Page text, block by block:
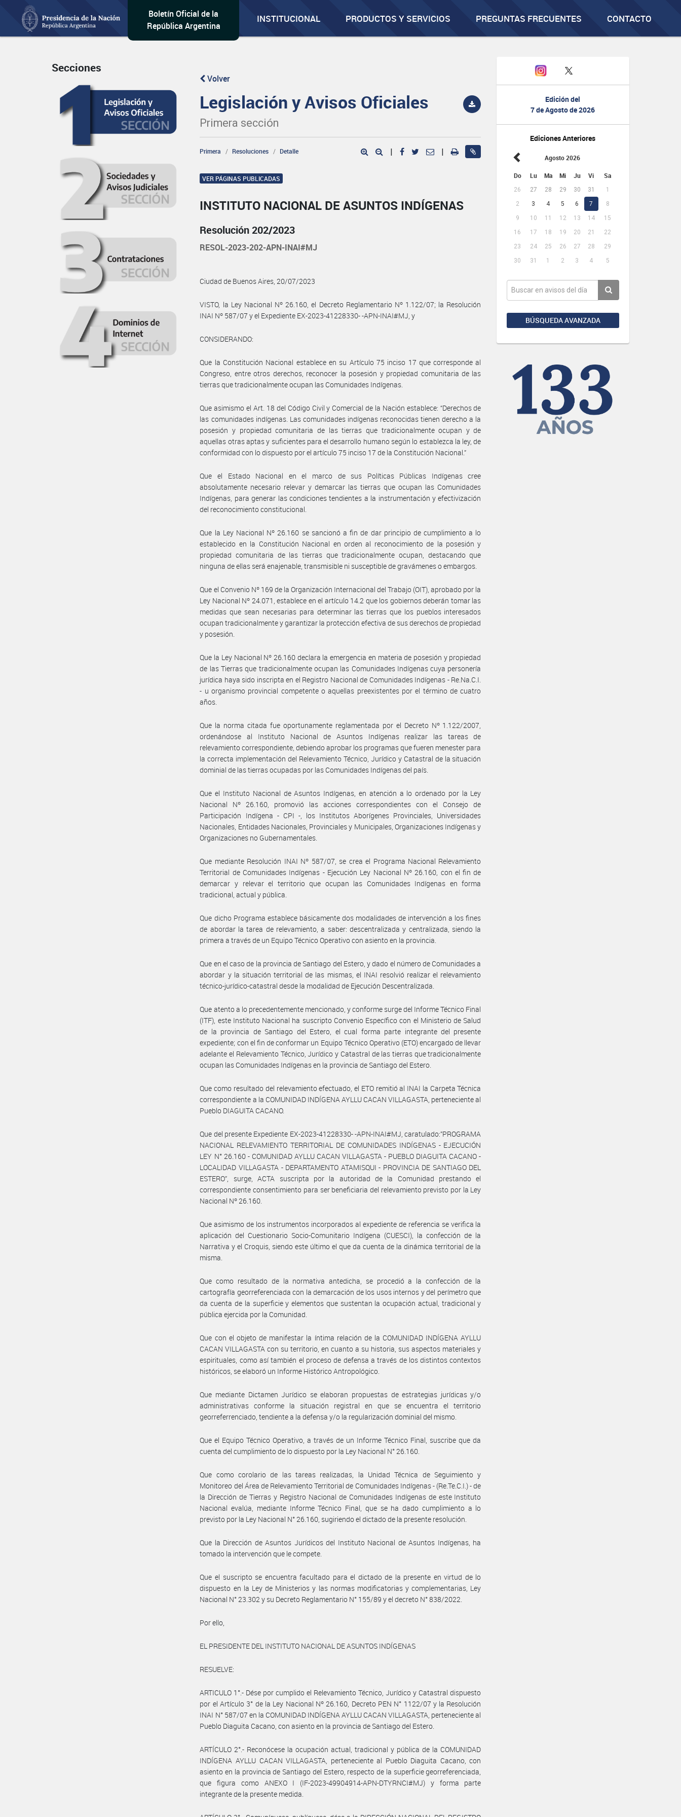
Boletín Oficial de la
República Argentina
INSTITUCIONAL PRODUCTOS Y SERVICIOS PREGUNTAS FRECUENTES CONTACTO
Edición del
7 de Agosto de 2026
Ediciones Anteriores
Agosto 2026
Do Lu Ma Mi Ju Vi Sa
26 27 28 29 30 31
1
2
3 4 5 6 7
8
9
10 11 12 13 14
15
16
17 18 19 20 21
22
23
24 25 26 27 28
29
30
31 1 2 3 4 5
BÚSQUEDA AVANZADA
Secciones
Volver
Legislación y Avisos Oficiales
Primera sección
Primera Resoluciones Detalle | |
VER PÁGINAS PUBLICADAS
INSTITUTO NACIONAL DE ASUNTOS INDÍGENAS
Resolución 202/2023
RESOL-2023-202-APN-INAI#MJ
Ciudad de Buenos Aires, 20/07/2023
VISTO, la Ley Nacional Nº 26.160, el Decreto Reglamentario Nº 1.122/07; la Resolución
INAI Nº 587/07 y el Expediente EX-2023-41228330- -APN-INAI#MJ, y
CONSIDERANDO:
Que la Constitución Nacional establece en su Artículo 75 inciso 17 que corresponde al
Congreso, entre otros derechos, reconocer la posesión y propiedad comunitaria de las
tierras que tradicionalmente ocupan las Comunidades Indígenas.
Que asimismo el Art. 18 del Código Civil y Comercial de la Nación establece: “Derechos de
las comunidades indígenas. Las comunidades indígenas reconocidas tienen derecho a la
posesión y propiedad comunitaria de las tierras que tradicionalmente ocupan y de
aquellas otras aptas y suficientes para el desarrollo humano según lo establezca la ley, de
conformidad con lo dispuesto por el artículo 75 inciso 17 de la Constitución Nacional.”
Que el Estado Nacional en el marco de sus Políticas Públicas Indígenas cree
absolutamente necesario relevar y demarcar las tierras que ocupan las Comunidades
Indígenas, para generar las condiciones tendientes a la instrumentación y efectivización
del reconocimiento constitucional.
Que la Ley Nacional Nº 26.160 se sancionó a fin de dar principio de cumplimiento a lo
establecido en la Constitución Nacional en orden al reconocimiento de la posesión y
propiedad comunitaria de las tierras que tradicionalmente ocupan, destacando que
ninguna de ellas será enajenable, transmisible ni susceptible de gravámenes o embargos.
Que el Convenio Nº 169 de la Organización Internacional del Trabajo (OIT), aprobado por la
Ley Nacional Nº 24.071, establece en el artículo 14.2 que los gobiernos deberán tomar las
medidas que sean necesarias para determinar las tierras que los pueblos interesados
ocupan tradicionalmente y garantizar la protección efectiva de sus derechos de propiedad
y posesión.
Que la Ley Nacional Nº 26.160 declara la emergencia en materia de posesión y propiedad
de las Tierras que tradicionalmente ocupan las Comunidades Indígenas cuya personería
jurídica haya sido inscripta en el Registro Nacional de Comunidades Indígenas - Re.Na.C.I.
- u organismo provincial competente o aquellas preexistentes por el término de cuatro
años.
Que la norma citada fue oportunamente reglamentada por el Decreto Nº 1.122/2007,
ordenándose al Instituto Nacional de Asuntos Indígenas realizar las tareas de
relevamiento correspondiente, debiendo aprobar los programas que fueren menester para
la correcta implementación del Relevamiento Técnico, Jurídico y Catastral de la situación
dominial de las tierras ocupadas por las Comunidades Indígenas del país.
Que el Instituto Nacional de Asuntos Indígenas, en atención a lo ordenado por la Ley
Nacional Nº 26.160, promovió las acciones correspondientes con el Consejo de
Participación Indígena - CPI -, los Institutos Aborígenes Provinciales, Universidades
Nacionales, Entidades Nacionales, Provinciales y Municipales, Organizaciones Indígenas y
Organizaciones no Gubernamentales.
Que mediante Resolución INAI Nº 587/07, se crea el Programa Nacional Relevamiento
Territorial de Comunidades Indígenas - Ejecución Ley Nacional Nº 26.160, con el fin de
demarcar y relevar el territorio que ocupan las Comunidades Indígenas en forma
tradicional, actual y pública.
Que dicho Programa establece básicamente dos modalidades de intervención a los fines
de abordar la tarea de relevamiento, a saber: descentralizada y centralizada, siendo la
primera a través de un Equipo Técnico Operativo con asiento en la provincia.
Que en el caso de la provincia de Santiago del Estero, y dado el número de Comunidades a
abordar y la situación territorial de las mismas, el INAI resolvió realizar el relevamiento
técnico-jurídico-catastral desde la modalidad de Ejecución Descentralizada.
Que atento a lo precedentemente mencionado, y conforme surge del Informe Técnico Final
(ITF), este Instituto Nacional ha suscripto Convenio Específico con el Ministerio de Salud
de la provincia de Santiago del Estero, el cual forma parte integrante del presente
expediente; con el fin de conformar un Equipo Técnico Operativo (ETO) encargado de llevar
adelante el Relevamiento Técnico, Jurídico y Catastral de las tierras que tradicionalmente
ocupan las Comunidades Indígenas en la provincia de Santiago del Estero.
Que como resultado del relevamiento efectuado, el ETO remitió al INAI la Carpeta Técnica
correspondiente a la COMUNIDAD INDÍGENA AYLLU CACAN VILLAGASTA, perteneciente al
Pueblo DIAGUITA CACANO.
Que del presente Expediente EX-2023-41228330- -APN-INAI#MJ, caratulado:”PROGRAMA
NACIONAL RELEVAMIENTO TERRITORIAL DE COMUNIDADES INDÍGENAS - EJECUCIÓN
LEY N° 26.160 - COMUNIDAD AYLLU CACAN VILLAGASTA - PUEBLO DIAGUITA CACANO -
LOCALIDAD VILLAGASTA - DEPARTAMENTO ATAMISQUI - PROVINCIA DE SANTIAGO DEL
ESTERO”, surge, ACTA suscripta por la autoridad de la Comunidad prestando el
correspondiente consentimiento para ser beneficiaria del relevamiento previsto por la Ley
Nacional Nº 26.160.
Que asimismo de los instrumentos incorporados al expediente de referencia se verifica la
aplicación del Cuestionario Socio-Comunitario Indígena (CUESCI), la confección de la
Narrativa y el Croquis, siendo este último el que da cuenta de la dinámica territorial de la
misma.
Que como resultado de la normativa antedicha, se procedió a la confección de la
cartografía georreferenciada con la demarcación de los usos internos y del perímetro que
da cuenta de la superficie y elementos que sustentan la ocupación actual, tradicional y
pública ejercida por la Comunidad.
Que con el objeto de manifestar la íntima relación de la COMUNIDAD INDÍGENA AYLLU
CACAN VILLAGASTA con su territorio, en cuanto a su historia, sus aspectos materiales y
espirituales, como así también el proceso de defensa a través de los distintos contextos
históricos, se elaboró un Informe Histórico Antropológico.
Que mediante Dictamen Jurídico se elaboran propuestas de estrategias jurídicas y/o
administrativas conforme la situación registral en que se encuentra el territorio
georreferrenciado, tendiente a la defensa y/o la regularización dominial del mismo.
Que el Equipo Técnico Operativo, a través de un Informe Técnico Final, suscribe que da
cuenta del cumplimiento de lo dispuesto por la Ley Nacional N° 26.160.
Que como corolario de las tareas realizadas, la Unidad Técnica de Seguimiento y
Monitoreo del Área de Relevamiento Territorial de Comunidades Indígenas - (Re.Te.C.I.) - de
la Dirección de Tierras y Registro Nacional de Comunidades Indígenas de este Instituto
Nacional evalúa, mediante Informe Técnico Final, que se ha dado cumplimiento a lo
previsto por la Ley Nacional N° 26.160, sugiriendo el dictado de la presente resolución.
Que la Dirección de Asuntos Jurídicos del Instituto Nacional de Asuntos Indígenas, ha
tomado la intervención que le compete.
Que el suscripto se encuentra facultado para el dictado de la presente en virtud de lo
dispuesto en la Ley de Ministerios y las normas modificatorias y complementarias, Ley
Nacional N° 23.302 y su Decreto Reglamentario N° 155/89 y el decreto N° 838/2022.
Por ello,
EL PRESIDENTE DEL INSTITUTO NACIONAL DE ASUNTOS INDÍGENAS
RESUELVE:
ARTICULO 1°.- Dése por cumplido el Relevamiento Técnico, Jurídico y Catastral dispuesto
por el Artículo 3° de la Ley Nacional Nº 26.160, Decreto PEN N° 1122/07 y la Resolución
INAI N° 587/07 en la COMUNIDAD INDÍGENA AYLLU CACAN VILLAGASTA, perteneciente al
Pueblo Diaguita Cacano, con asiento en la provincia de Santiago del Estero.
ARTÍCULO 2°.- Reconócese la ocupación actual, tradicional y pública de la COMUNIDAD
INDÍGENA AYLLU CACAN VILLAGASTA, perteneciente al Pueblo Diaguita Cacano, con
asiento en la provincia de Santiago del Estero, respecto de la superficie georreferenciada,
que figura como ANEXO I (IF-2023-49904914-APN-DTYRNCI#MJ) y forma parte
integrante de la presente medida.